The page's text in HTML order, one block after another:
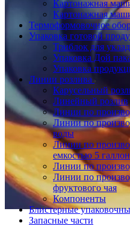
Картонажная
Картонажная
Термоформовочное
Упаковка готовой
Триблок для
Упаковка Дой
Упаковка
Линии розлива
Карусельный
Линейный розлив
Линии по
Линии по
воды
Линии по
емкостью 5
Линии по
Линии по
фруктового чая
Компоненты
Блистерные
Запасные части